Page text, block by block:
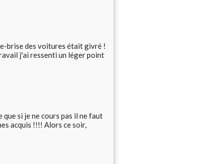
brise des voitures était givré !
j'ai ressenti un léger point
que si je ne cours pas il ne faut
acquis !!!! Alors ce soir,